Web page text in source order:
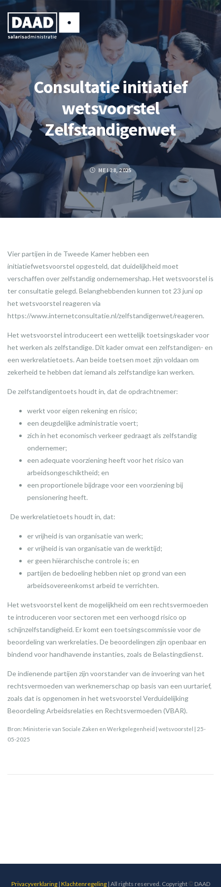
Consultatie initiatief
wetsvoorstel
Zelfstandigenwet
MEI 28, 2025
Vier partijen in de Tweede Kamer hebben een
initiatiefwetsvoorstel opgesteld, dat duidelijkheid moet
verschaffen over zelfstandig ondernemershap. Het wetsvoorstel is
ter consultatie gelegd. Belanghebbenden kunnen tot 23 juni op
het wetsvoorstel reageren via
https://www.internetconsultatie.nl/zelfstandigenwet/reageren.
Het wetsvoorstel introduceert een wettelijk toetsingskader voor
het werken als zelfstandige. Dit kader omvat een zelfstandigen- en
een werkrelatietoets. Aan beide toetsen moet zijn voldaan om
zekerheid te hebben dat iemand als zelfstandige kan werken.
De zelfstandigentoets houdt in, dat de opdrachtnemer:
werkt voor eigen rekening en risico;
een deugdelijke administratie voert;
zich in het economisch verkeer gedraagt als zelfstandig
ondernemer;
een adequate voorziening heeft voor het risico van
arbeidsongeschiktheid; en
een proportionele bijdrage voor een voorziening bij
pensionering heeft.
De werkrelatietoets houdt in, dat:
er vrijheid is van organisatie van werk;
er vrijheid is van organisatie van de werktijd;
er geen hiërarchische controle is; en
partijen de bedoeling hebben niet op grond van een
arbeidsovereenkomst arbeid te verrichten.
Het wetsvoorstel kent de mogelijkheid om een rechtsvermoeden
te introduceren voor sectoren met een verhoogd risico op
schijnzelfstandigheid. Er komt een toetsingscommissie voor de
beoordeling van werkrelaties. De beoordelingen zijn openbaar en
bindend voor handhavende instanties, zoals de Belastingdienst.
De indienende partijen zijn voorstander van de invoering van het
rechtsvermoeden van werknemerschap op basis van een uurtarief,
zoals dat is opgenomen in het wetsvoorstel Verduidelijking
Beoordeling Arbeidsrelaties en Rechtsvermoeden (VBAR).
Bron: Ministerie van Sociale Zaken en Werkgelegenheid | wetsvoorstel | 25-
05-2025
Privacyverklaring| Klachtenregeling| All rights reserved. Copyright© DAAD